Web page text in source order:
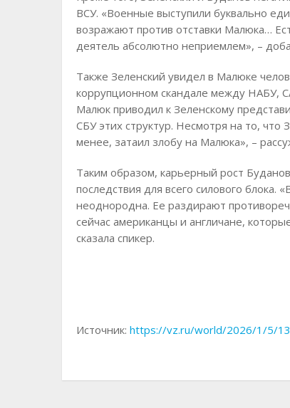
ВСУ. «Военные выступили буквально
возражают против отставки Малюка…
деятель абсолютно неприемлем», –
Также Зеленский увидел в Малюке
коррупционном скандале между НАБУ,
Малюк приводил к Зеленскому
СБУ этих структур. Несмотря на то, что
менее, затаил злобу на Малюка», –
Таким образом, карьерный рост
последствия для всего силового блока.
неоднородна. Ее раздирают
сейчас американцы и англичане,
сказала спикер.
Источник: https://vz.ru/world/2026/1/5/